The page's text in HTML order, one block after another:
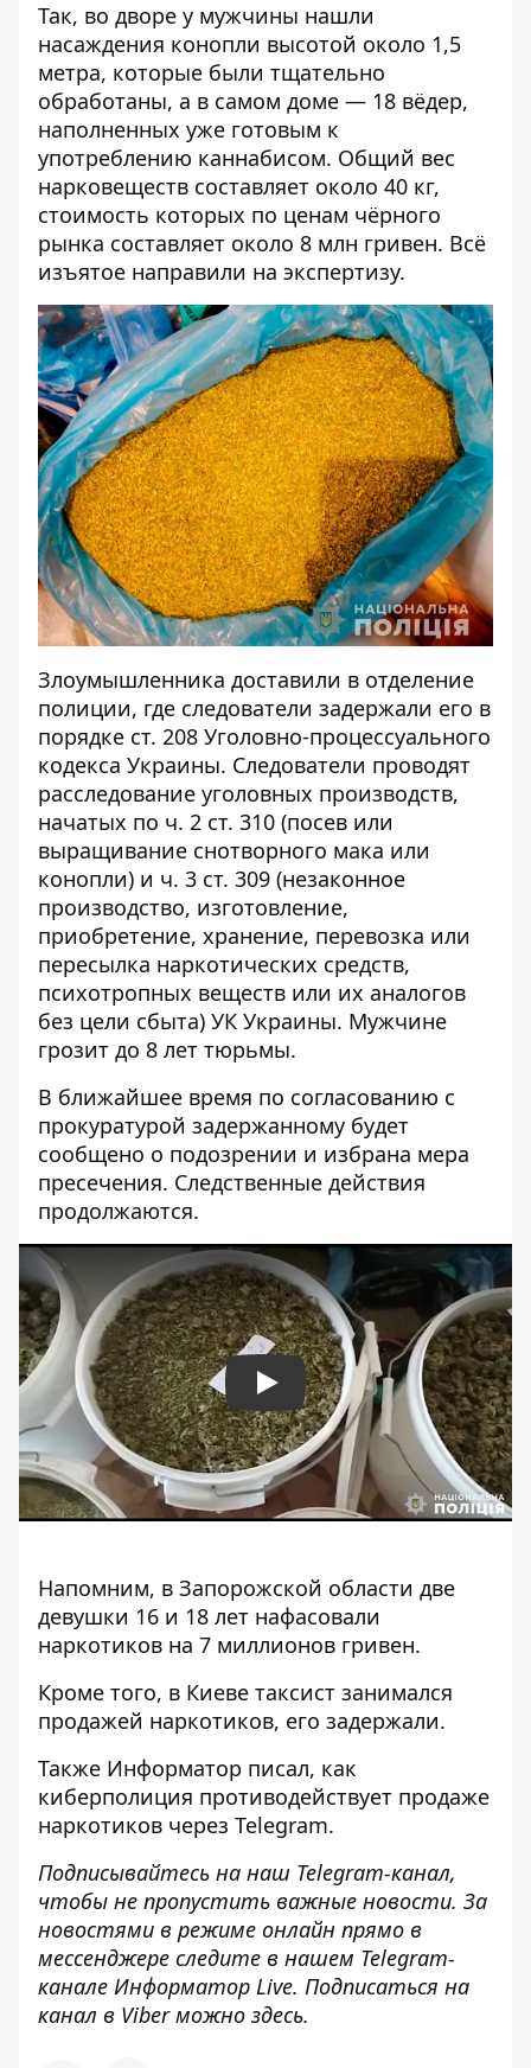
Так, во дворе у мужчины нашли
насаждения конопли высотой около 1,5
метра, которые были тщательно
обработаны, а в самом доме — 18 вёдер,
наполненных уже готовым к
употреблению каннабисом. Общий вес
нарковеществ составляет около 40 кг,
стоимость которых по ценам чёрного
рынка составляет около 8 млн гривен. Всё
изъятое направили на экспертизу.
Злоумышленника доставили в отделение
полиции, где следователи задержали его в
порядке ст. 208 Уголовно-процессуального
кодекса Украины. Следователи проводят
расследование уголовных производств,
начатых по ч. 2 ст. 310 (посев или
выращивание снотворного мака или
конопли) и ч. 3 ст. 309 (незаконное
производство, изготовление,
приобретение, хранение, перевозка или
пересылка наркотических средств,
психотропных веществ или их аналогов
без цели сбыта) УК Украины. Мужчине
грозит до 8 лет тюрьмы.
В ближайшее время по согласованию с
прокуратурой задержанному будет
сообщено о подозрении и избрана мера
пресечения. Следственные действия
продолжаются.
Play
Напомним, в Запорожской области две
девушки 16 и 18 лет нафасовали
наркотиков на 7 миллионов гривен.
Кроме того, в Киеве таксист занимался
продажей наркотиков, его задержали.
Также Информатор писал, как
киберполиция противодействует продаже
наркотиков через Telegram.
Подписывайтесь на наш Telegram-канал,
чтобы не пропустить важные новости. За
новостями в режиме онлайн прямо в
мессенджере следите в нашем Telegram-
канале Информатор Live. Подписаться на
канал в Viber можно здесь.